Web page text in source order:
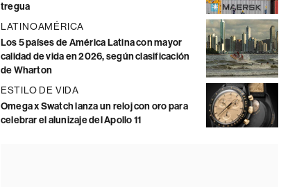
tregua
LATINOAMÉRICA
Los 5 países de América Latina con mayor
calidad de vida en 2026, según clasificación
de Wharton
ESTILO DE VIDA
Omega x Swatch lanza un reloj con oro para
celebrar el alunizaje del Apollo 11